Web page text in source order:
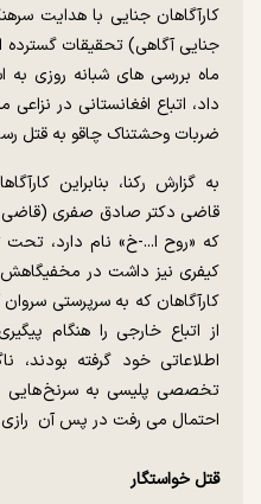
کارآگاهان جنایی با هدایت
جنایی آگاهی) تحقیقات گسترده
ماه بررسی های شبانه روزی
داد، اتباع افغانستانی در نزاعی
ضربات وحشتناک چاقو به قتل
به گزارش رکنا، بنابراین
قاضی دکتر صادق صفری (قاضی
که «روح ا...-خ» نام دارد، تحت
کیفری نیز داشت در مخفیگاهش
کارآگاهان که به سرپرستی
از اتباع خارجی را هنگام
اطلاعاتی خود گرفته بودند،
تخصصی پلیسی به سرنخ هایی
احتمال می رفت در پس آن
قتل خواستگار